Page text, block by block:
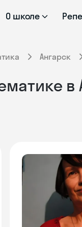
О школе
Ангарск
в